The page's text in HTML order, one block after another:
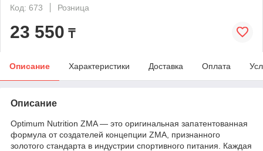
Код: 673
Розница
23 550 ₸
Описание Характеристики Доставка Оплата
Описание
Optimum Nutrition ZMA — это оригинальная запатентованная
формула от создателей концепции ZMA, признанного
золотого стандарта в индустрии спортивного питания. Каждая